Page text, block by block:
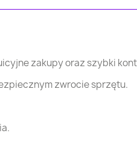
zakupy oraz szybki
zwrocie sprzętu.